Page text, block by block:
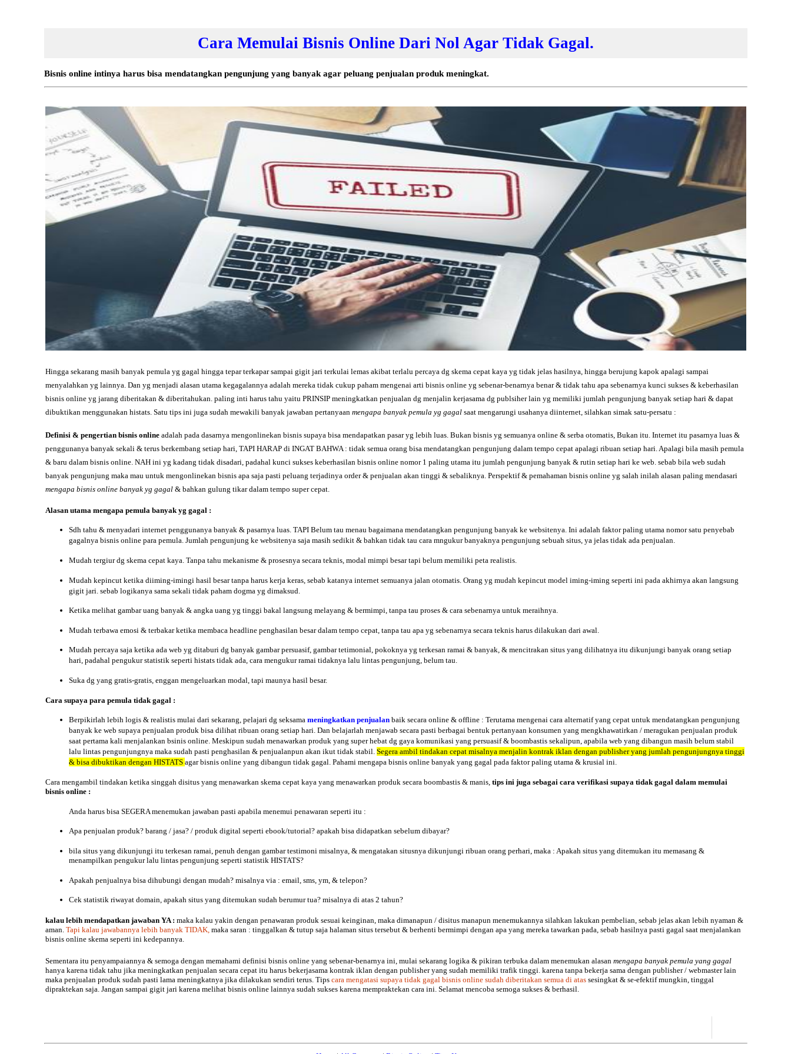
Cara Memulai Bisnis Online Dari Nol Agar Tidak Gagal.
Bisnis online intinya harus bisa mendatangkan pengunjung yang banyak agar peluang penjualan produk meningkat.
Hingga sekarang masih banyak pemula yg gagal hingga tepar terkapar sampai gigit jari terkulai lemas akibat terlalu percaya dg skema cepat kaya yg tidak jelas hasilnya, hingga berujung kapok apalagi sampai
menyalahkan yg lainnya. Dan yg menjadi alasan utama kegagalannya adalah mereka tidak cukup paham mengenai arti bisnis online yg sebenar-benarnya benar & tidak tahu apa sebenarnya kunci sukses & keberhasilan
bisnis online yg jarang diberitakan & diberitahukan. paling inti harus tahu yaitu PRINSIP meningkatkan penjualan dg menjalin kerjasama dg publsiher lain yg memiliki jumlah pengunjung banyak setiap hari & dapat
dibuktikan menggunakan histats. Satu tips ini juga sudah mewakili banyak jawaban pertanyaan mengapa banyak pemula yg gagal saat mengarungi usahanya diinternet, silahkan simak satu-persatu :
Definisi & pengertian bisnis online adalah pada dasarnya mengonlinekan bisnis supaya bisa mendapatkan pasar yg lebih luas. Bukan bisnis yg semuanya online & serba otomatis, Bukan itu. Internet itu pasarnya luas &
penggunanya banyak sekali & terus berkembang setiap hari, TAPI HARAP di INGAT BAHWA : tidak semua orang bisa mendatangkan pengunjung dalam tempo cepat apalagi ribuan setiap hari. Apalagi bila masih pemula
& baru dalam bisnis online. NAH ini yg kadang tidak disadari, padahal kunci sukses keberhasilan bisnis online nomor 1 paling utama itu jumlah pengunjung banyak & rutin setiap hari ke web. sebab bila web sudah
banyak pengunjung maka mau untuk mengonlinekan bisnis apa saja pasti peluang terjadinya order & penjualan akan tinggi & sebaliknya. Perspektif & pemahaman bisnis online yg salah inilah alasan paling mendasari
mengapa bisnis online banyak yg gagal & bahkan gulung tikar dalam tempo super cepat.
Alasan utama mengapa pemula banyak yg gagal :
Sdh tahu & menyadari internet penggunanya banyak & pasarnya luas. TAPI Belum tau menau bagaimana mendatangkan pengunjung banyak ke websitenya. Ini adalah faktor paling utama nomor satu penyebab
gagalnya bisnis online para pemula. Jumlah pengunjung ke websitenya saja masih sedikit & bahkan tidak tau cara mngukur banyaknya pengunjung sebuah situs, ya jelas tidak ada penjualan.
Mudah tergiur dg skema cepat kaya. Tanpa tahu mekanisme & prosesnya secara teknis, modal mimpi besar tapi belum memiliki peta realistis.
Mudah kepincut ketika diiming-imingi hasil besar tanpa harus kerja keras, sebab katanya internet semuanya jalan otomatis. Orang yg mudah kepincut model iming-iming seperti ini pada akhirnya akan langsung
gigit jari. sebab logikanya sama sekali tidak paham dogma yg dimaksud.
Ketika melihat gambar uang banyak & angka uang yg tinggi bakal langsung melayang & bermimpi, tanpa tau proses & cara sebenarnya untuk meraihnya.
Mudah terbawa emosi & terbakar ketika membaca headline penghasilan besar dalam tempo cepat, tanpa tau apa yg sebenarnya secara teknis harus dilakukan dari awal.
Mudah percaya saja ketika ada web yg ditaburi dg banyak gambar persuasif, gambar tetimonial, pokoknya yg terkesan ramai & banyak, & mencitrakan situs yang dilihatnya itu dikunjungi banyak orang setiap
hari, padahal pengukur statistik seperti histats tidak ada, cara mengukur ramai tidaknya lalu lintas pengunjung, belum tau.
Suka dg yang gratis-gratis, enggan mengeluarkan modal, tapi maunya hasil besar.
Cara supaya para pemula tidak gagal :
Berpikirlah lebih logis & realistis mulai dari sekarang, pelajari dg seksama meningkatkan penjualan baik secara online & offline : Terutama mengenai cara alternatif yang cepat untuk mendatangkan pengunjung
banyak ke web supaya penjualan produk bisa dilihat ribuan orang setiap hari. Dan belajarlah menjawab secara pasti berbagai bentuk pertanyaan konsumen yang mengkhawatirkan / meragukan penjualan produk
saat pertama kali menjalankan bsinis online. Meskipun sudah menawarkan produk yang super hebat dg gaya komunikasi yang persuasif & boombastis sekalipun, apabila web yang dibangun masih belum stabil
lalu lintas pengunjungnya maka sudah pasti penghasilan & penjualanpun akan ikut tidak stabil. Segera ambil tindakan cepat misalnya menjalin kontrak iklan dengan publisher yang jumlah pengunjungnya tinggi
& bisa dibuktikan dengan HISTATS agar bisnis online yang dibangun tidak gagal. Pahami mengapa bisnis online banyak yang gagal pada faktor paling utama & krusial ini.
Cara mengambil tindakan ketika singgah disitus yang menawarkan skema cepat kaya yang menawarkan produk secara boombastis & manis, tips ini juga sebagai cara verifikasi supaya tidak gagal dalam memulai
bisnis online :
Anda harus bisa SEGERA menemukan jawaban pasti apabila menemui penawaran seperti itu :
Apa penjualan produk? barang / jasa? / produk digital seperti ebook/tutorial? apakah bisa didapatkan sebelum dibayar?
bila situs yang dikunjungi itu terkesan ramai, penuh dengan gambar testimoni misalnya, & mengatakan situsnya dikunjungi ribuan orang perhari, maka : Apakah situs yang ditemukan itu memasang &
menampilkan pengukur lalu lintas pengunjung seperti statistik HISTATS?
Apakah penjualnya bisa dihubungi dengan mudah? misalnya via : email, sms, ym, & telepon?
Cek statistik riwayat domain, apakah situs yang ditemukan sudah berumur tua? misalnya di atas 2 tahun?
kalau lebih mendapatkan jawaban YA : maka kalau yakin dengan penawaran produk sesuai keinginan, maka dimanapun / disitus manapun menemukannya silahkan lakukan pembelian, sebab jelas akan lebih nyaman &
aman. Tapi kalau jawabannya lebih banyak TIDAK, maka saran : tinggalkan & tutup saja halaman situs tersebut & berhenti bermimpi dengan apa yang mereka tawarkan pada, sebab hasilnya pasti gagal saat menjalankan
bisnis online skema seperti ini kedepannya.
Sementara itu penyampaiannya & semoga dengan memahami definisi bisnis online yang sebenar-benarnya ini, mulai sekarang logika & pikiran terbuka dalam menemukan alasan mengapa banyak pemula yang gagal
hanya karena tidak tahu jika meningkatkan penjualan secara cepat itu harus bekerjasama kontrak iklan dengan publisher yang sudah memiliki trafik tinggi. karena tanpa bekerja sama dengan publisher / webmaster lain
maka penjualan produk sudah pasti lama meningkatnya jika dilakukan sendiri terus. Tips cara mengatasi supaya tidak gagal bisnis online sudah diberitakan semua di atas sesingkat & se-efektif mungkin, tinggal
dipraktekan saja. Jangan sampai gigit jari karena melihat bisnis online lainnya sudah sukses karena mempraktekan cara ini. Selamat mencoba semoga sukses & berhasil.